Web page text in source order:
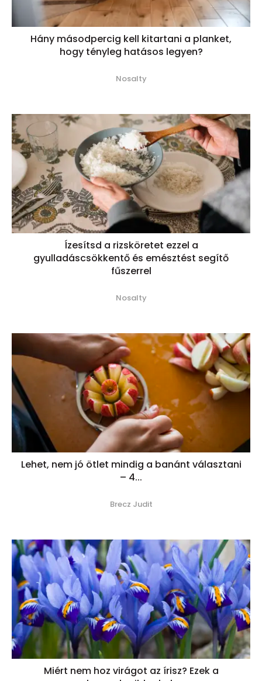
Hány másodpercig kell kitartani a planket,
hogy tényleg hatásos legyen?
Nosalty
Ízesítsd a rizsköretet ezzel a
gyulladáscsökkentő és emésztést segítő
fűszerrel
Nosalty
Lehet, nem jó ötlet mindig a banánt választani
– 4...
Brecz Judit
Miért nem hoz virágot az írisz? Ezek a